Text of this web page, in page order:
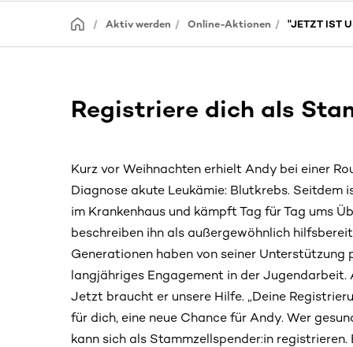
Aktiv werden Online-Aktionen "JETZT IST
Registriere dich als
Kurz vor Weihnachten erhielt Andy bei einer
Diagnose akute Leukämie: Blutkrebs. Seitdem
im Krankenhaus und kämpft Tag für Tag ums
beschreiben ihn als außergewöhnlich
Generationen haben von seiner
langjähriges Engagement in der Jugendarbeit.
Jetzt braucht er unsere Hilfe. „Deine
für dich, eine neue Chance für Andy. Wer
kann sich als Stammzellspender:in